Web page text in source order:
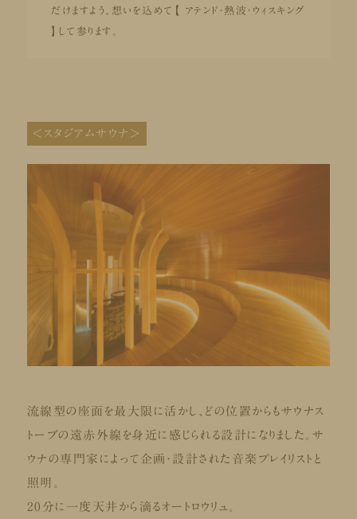
だけますよう、想いを込めて【 アテンド・熱波・ウィスキング
】して参ります。
＜ スタジアムサウナ ＞
流線型の座面を最大限に活かし、どの位置からもサウナス
トーブの遠赤外線を身近に感じられる設計になりました。サ
ウナの専門家によって企画・設計された音楽プレイリストと
照明。
20分に一度天井から滴るオートロウリュ。